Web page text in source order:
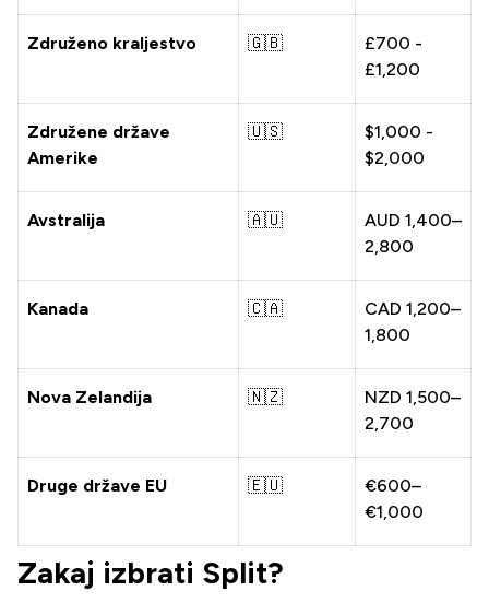
Združeno kraljestvo 🇬🇧
£700 -
£1,200
Združene države
Amerike
🇺🇸
$1,000 -
$2,000
Avstralija 🇦🇺
AUD 1,400–
2,800
Kanada 🇨🇦
CAD 1,200–
1,800
Nova Zelandija 🇳🇿
NZD 1,500–
2,700
Druge države EU 🇪🇺
€600–
€1,000
Zakaj izbrati Split?